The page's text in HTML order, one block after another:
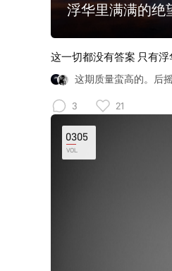
浮华里满满的绝
这一切都没有答案 只有
这期质量蛮高的。后
3 21
0305
VOL